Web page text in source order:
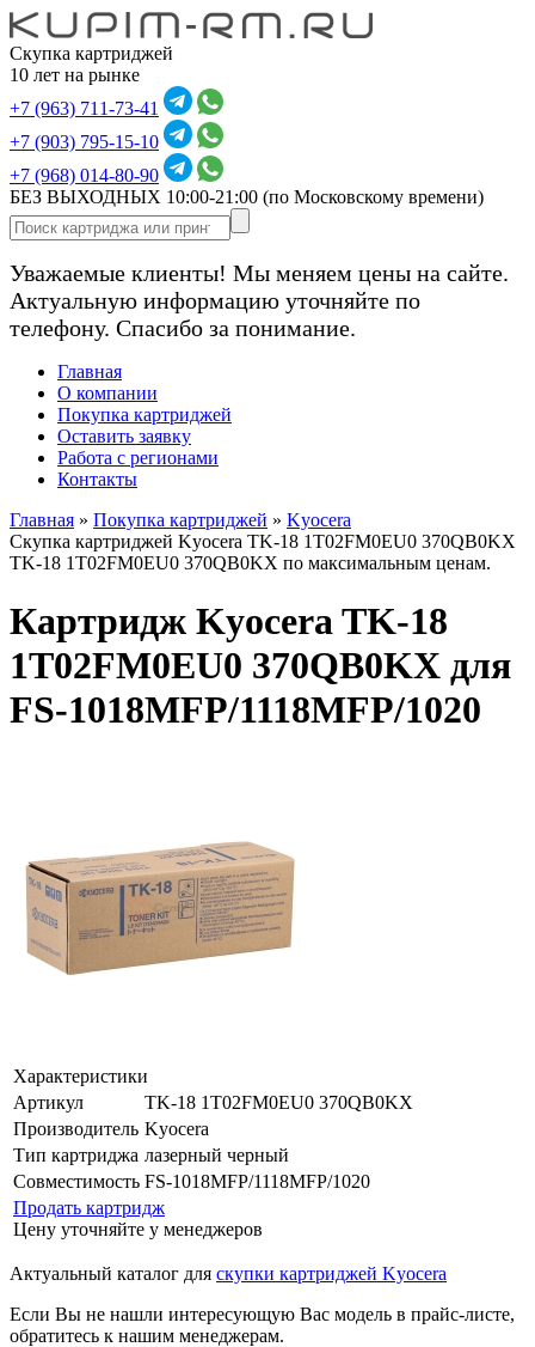
Скупка картриджей
10 лет на рынке
+7 (963) 711-73-41
+7 (903) 795-15-10
+7 (968) 014-80-90
БЕЗ ВЫХОДНЫХ 10:00-21:00 (по Московскому времени)
Уважаемые клиенты! Мы меняем цены на сайте.
Актуальную информацию уточняйте по
телефону. Спасибо за понимание.
Главная
О компании
Покупка картриджей
Оставить заявку
Работа с регионами
Контакты
Главная » Покупка картриджей » Kyocera
Скупка картриджей Kyocera TK-18 1T02FM0EU0 370QB0KX
TK-18 1T02FM0EU0 370QB0KX по максимальным ценам.
Картридж Kyocera TK-18
1T02FM0EU0 370QB0KX для
FS-1018MFP/1118MFP/1020
Характеристики
Артикул
TK-18 1T02FM0EU0 370QB0KX
Производитель Kyocera
Тип картриджа лазерный черный
Совместимость FS-1018MFP/1118MFP/1020
Продать картридж
Цену уточняйте у менеджеров
Актуальный каталог для скупки картриджей Kyocera
Если Вы не нашли интересующую Вас модель в прайс-листе,
обратитесь к нашим менеджерам.